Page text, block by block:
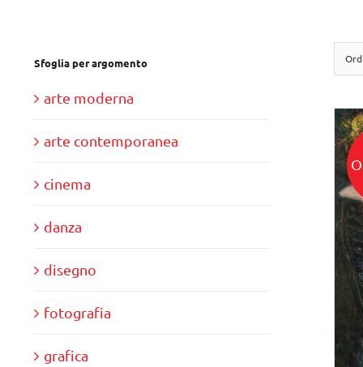
Sfoglia per argomento
arte moderna
arte contemporanea
cinema
danza
disegno
fotografia
grafica